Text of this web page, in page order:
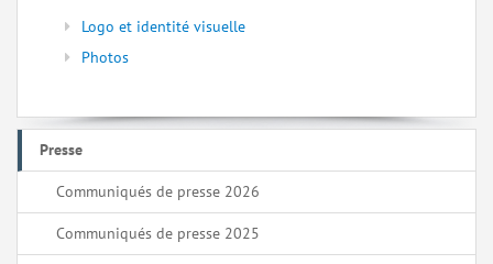
Logo et identité visuelle
Photos
Presse
Communiqués de presse 2026
Communiqués de presse 2025